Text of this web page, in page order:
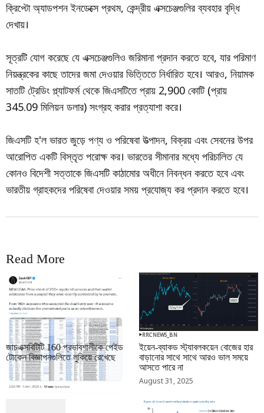
ক্রিপ্টো অ্যাডপশন ইনডেক্সে প্রথম, কেন্দ্রীয় এক্সচেঞ্জগুলির ব্যবহার বৃদ্ধি
দেখায়।
সূত্রটি যোগ করেছে যে এক্সচেঞ্জগুলিও জরিমানা প্রদান করতে হবে, যার পরিমাণ
নিয়ন্ত্রকের কাছে তাদের জমা দেওয়ার ভিত্তিতে নির্ধারিত হবে। আরও, নিয়ামক
সাতটি ট্রেডিং প্ল্যাটফর্ম থেকে জিএসটিতে প্রায় 2,900 কোটি (প্রায়
345.09 মিলিয়ন ডলার) সংগ্রহ করার প্রত্যাশা করে।
জিএসটি হ'ল ভারত জুড়ে পণ্য ও পরিষেবা উত্পাদন, বিক্রয় এবং সেবনের উপর
আরোপিত একটি বিস্তৃত পরোক্ষ কর। ভারতের সীমানার মধ্যে পরিচালিত যে
কোনও বিদেশী সত্তাকে জিএসটি কাঠামোর অধীনে নিবন্ধন করতে হবে এবং
ভারতীয় গ্রাহকদের পরিষেবা দেওয়ার সময় প্রযোজ্য কর প্রদান করতে হবে।
Read More
RRCNEWS_BN
জাচএক্সবিটিটি 160 প্রভাবশালীকে পেইড
টোকেন বিজ্ঞাপনগুলিতে লুকিয়ে রেখেছে
September 01, 2025
RRCNEWS_BN
ইয়েন-ব্যাকড স্ট্যাবলকয়েন বোজের হার
বাড়ানোর সাথে সাথে আরও ভাল সময়ে
আসতে পারে না
August 31, 2025